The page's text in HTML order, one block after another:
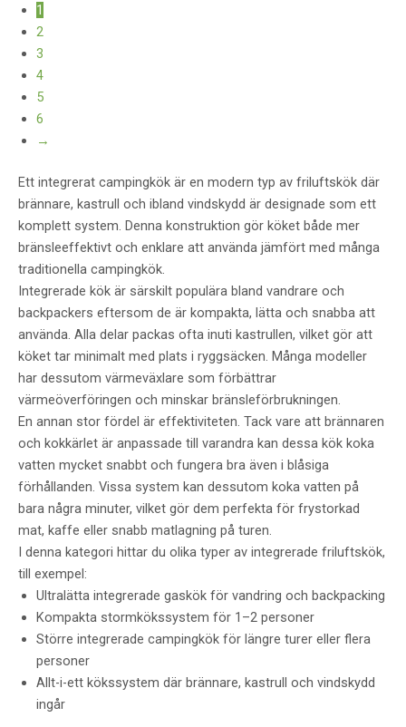
1
2
3
4
5
6
→
Ett integrerat campingkök är en modern typ av friluftskök där
brännare, kastrull och ibland vindskydd är designade som ett
komplett system. Denna konstruktion gör köket både mer
bränsleeffektivt och enklare att använda jämfört med många
traditionella campingkök.
Integrerade kök är särskilt populära bland vandrare och
backpackers eftersom de är kompakta, lätta och snabba att
använda. Alla delar packas ofta inuti kastrullen, vilket gör att
köket tar minimalt med plats i ryggsäcken. Många modeller
har dessutom värmeväxlare som förbättrar
värmeöverföringen och minskar bränsleförbrukningen.
En annan stor fördel är effektiviteten. Tack vare att brännaren
och kokkärlet är anpassade till varandra kan dessa kök koka
vatten mycket snabbt och fungera bra även i blåsiga
förhållanden. Vissa system kan dessutom koka vatten på
bara några minuter, vilket gör dem perfekta för frystorkad
mat, kaffe eller snabb matlagning på turen.
I denna kategori hittar du olika typer av integrerade friluftskök,
till exempel:
Ultralätta integrerade gaskök för vandring och backpacking
Kompakta stormkökssystem för 1–2 personer
Större integrerade campingkök för längre turer eller flera
personer
Allt-i-ett kökssystem där brännare, kastrull och vindskydd
ingår